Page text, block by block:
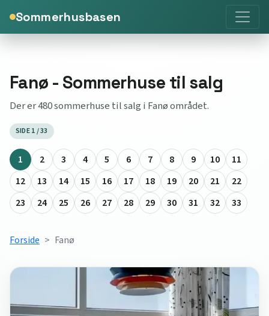
Sommerhusbasen
Fanø - Sommerhuse til salg
Der er 480 sommerhuse til salg i Fanø området.
SIDE 1 / 33
1 2 3 4 5 6 7 8 9 10
11
12
13 14 15 16 17 18 19 20 21
22
23
24 25 26 27 28 29 30 31 32 33
Forside Fanø